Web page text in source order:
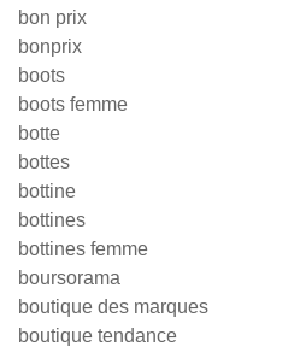
bon prix
bonprix
boots
boots femme
botte
bottes
bottine
bottines
bottines femme
boursorama
boutique des marques
boutique tendance